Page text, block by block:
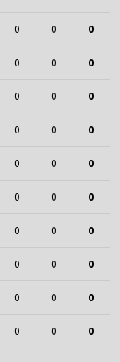
0 0 0
0 0 0
0 0 0
0 0 0
0 0 0
0 0 0
0 0 0
0 0 0
0 0 0
0 0 0